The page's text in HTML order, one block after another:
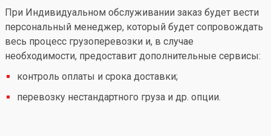
При Индивидуальном обслуживании заказ будет вести
персональный менеджер, который будет сопровождать
весь процесс грузоперевозки и, в случае
необходимости, предоставит дополнительные сервисы:
контроль оплаты и срока доставки;
перевозку нестандартного груза и др. опции.